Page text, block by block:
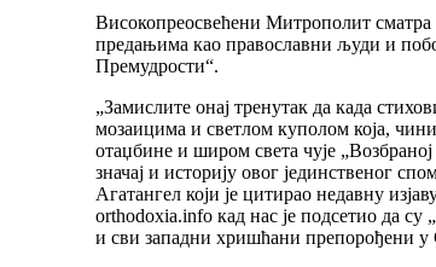
Високопреосвећени Митрополит
предањима као православни људи и
Премудрости“.
„Замислите онај тренутак да када
мозаицима и светлом куполом која,
отаџбине и широм света чује
значај и историју овог јединственог
Агатангел који је цитирао недавну
orthodoxia.info кад нас је подсетио да
и сви западни хришћани препорођени у